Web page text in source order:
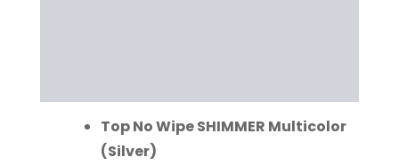
Top No Wipe SHIMMER Multicolor
(Silver)